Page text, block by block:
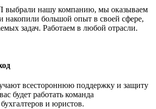
выбрали нашу компанию, мы оказываем
накопили большой опыт в своей сфере,
задач. Работаем в любой отрасли.
всестороннюю поддержку и защиту
будет работать команда
и юристов.